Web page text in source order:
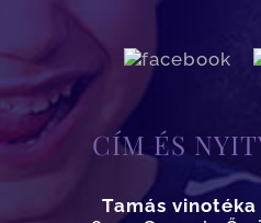
CÍM ÉS
Tamás